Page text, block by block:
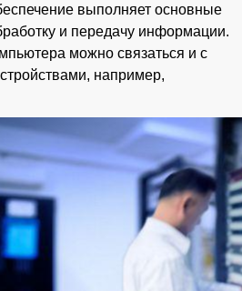
выполняет основные
и передачу информации.
можно связаться и с
например,